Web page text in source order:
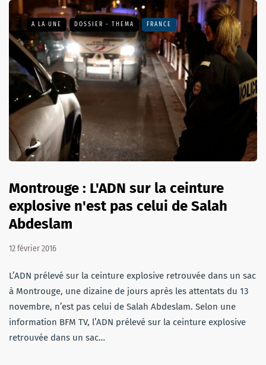
A LA UNE DOSSIER - THEMA FRANCE
Montrouge : L'ADN sur la ceinture
explosive n'est pas celui de Salah
Abdeslam
12 février 2016
L’ADN prélevé sur la ceinture explosive retrouvée dans un sac
à Montrouge, une dizaine de jours après les attentats du 13
novembre, n’est pas celui de Salah Abdeslam. Selon une
information BFM TV, l’ADN prélevé sur la ceinture explosive
retrouvée dans un sac…